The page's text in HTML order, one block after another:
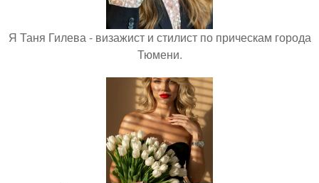
Я Таня Гилева - визажист и стилист по прическам города
Тюмени.